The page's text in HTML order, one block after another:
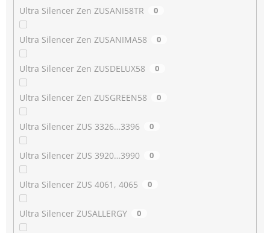
Ultra Silencer Zen ZUSANI58TR 0
Ultra Silencer Zen ZUSANIMA58 0
Ultra Silencer Zen ZUSDELUX58 0
Ultra Silencer Zen ZUSGREEN58 0
Ultra Silencer ZUS 3326…3396 0
Ultra Silencer ZUS 3920…3990 0
Ultra Silencer ZUS 4061, 4065 0
Ultra Silencer ZUSALLERGY 0